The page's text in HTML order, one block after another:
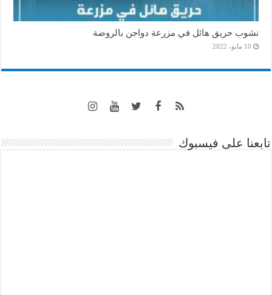
نشوب حريق هائل في مزرعة دواجن بالروضة
10 مايو، 2022
تابعنا على فيسبوك